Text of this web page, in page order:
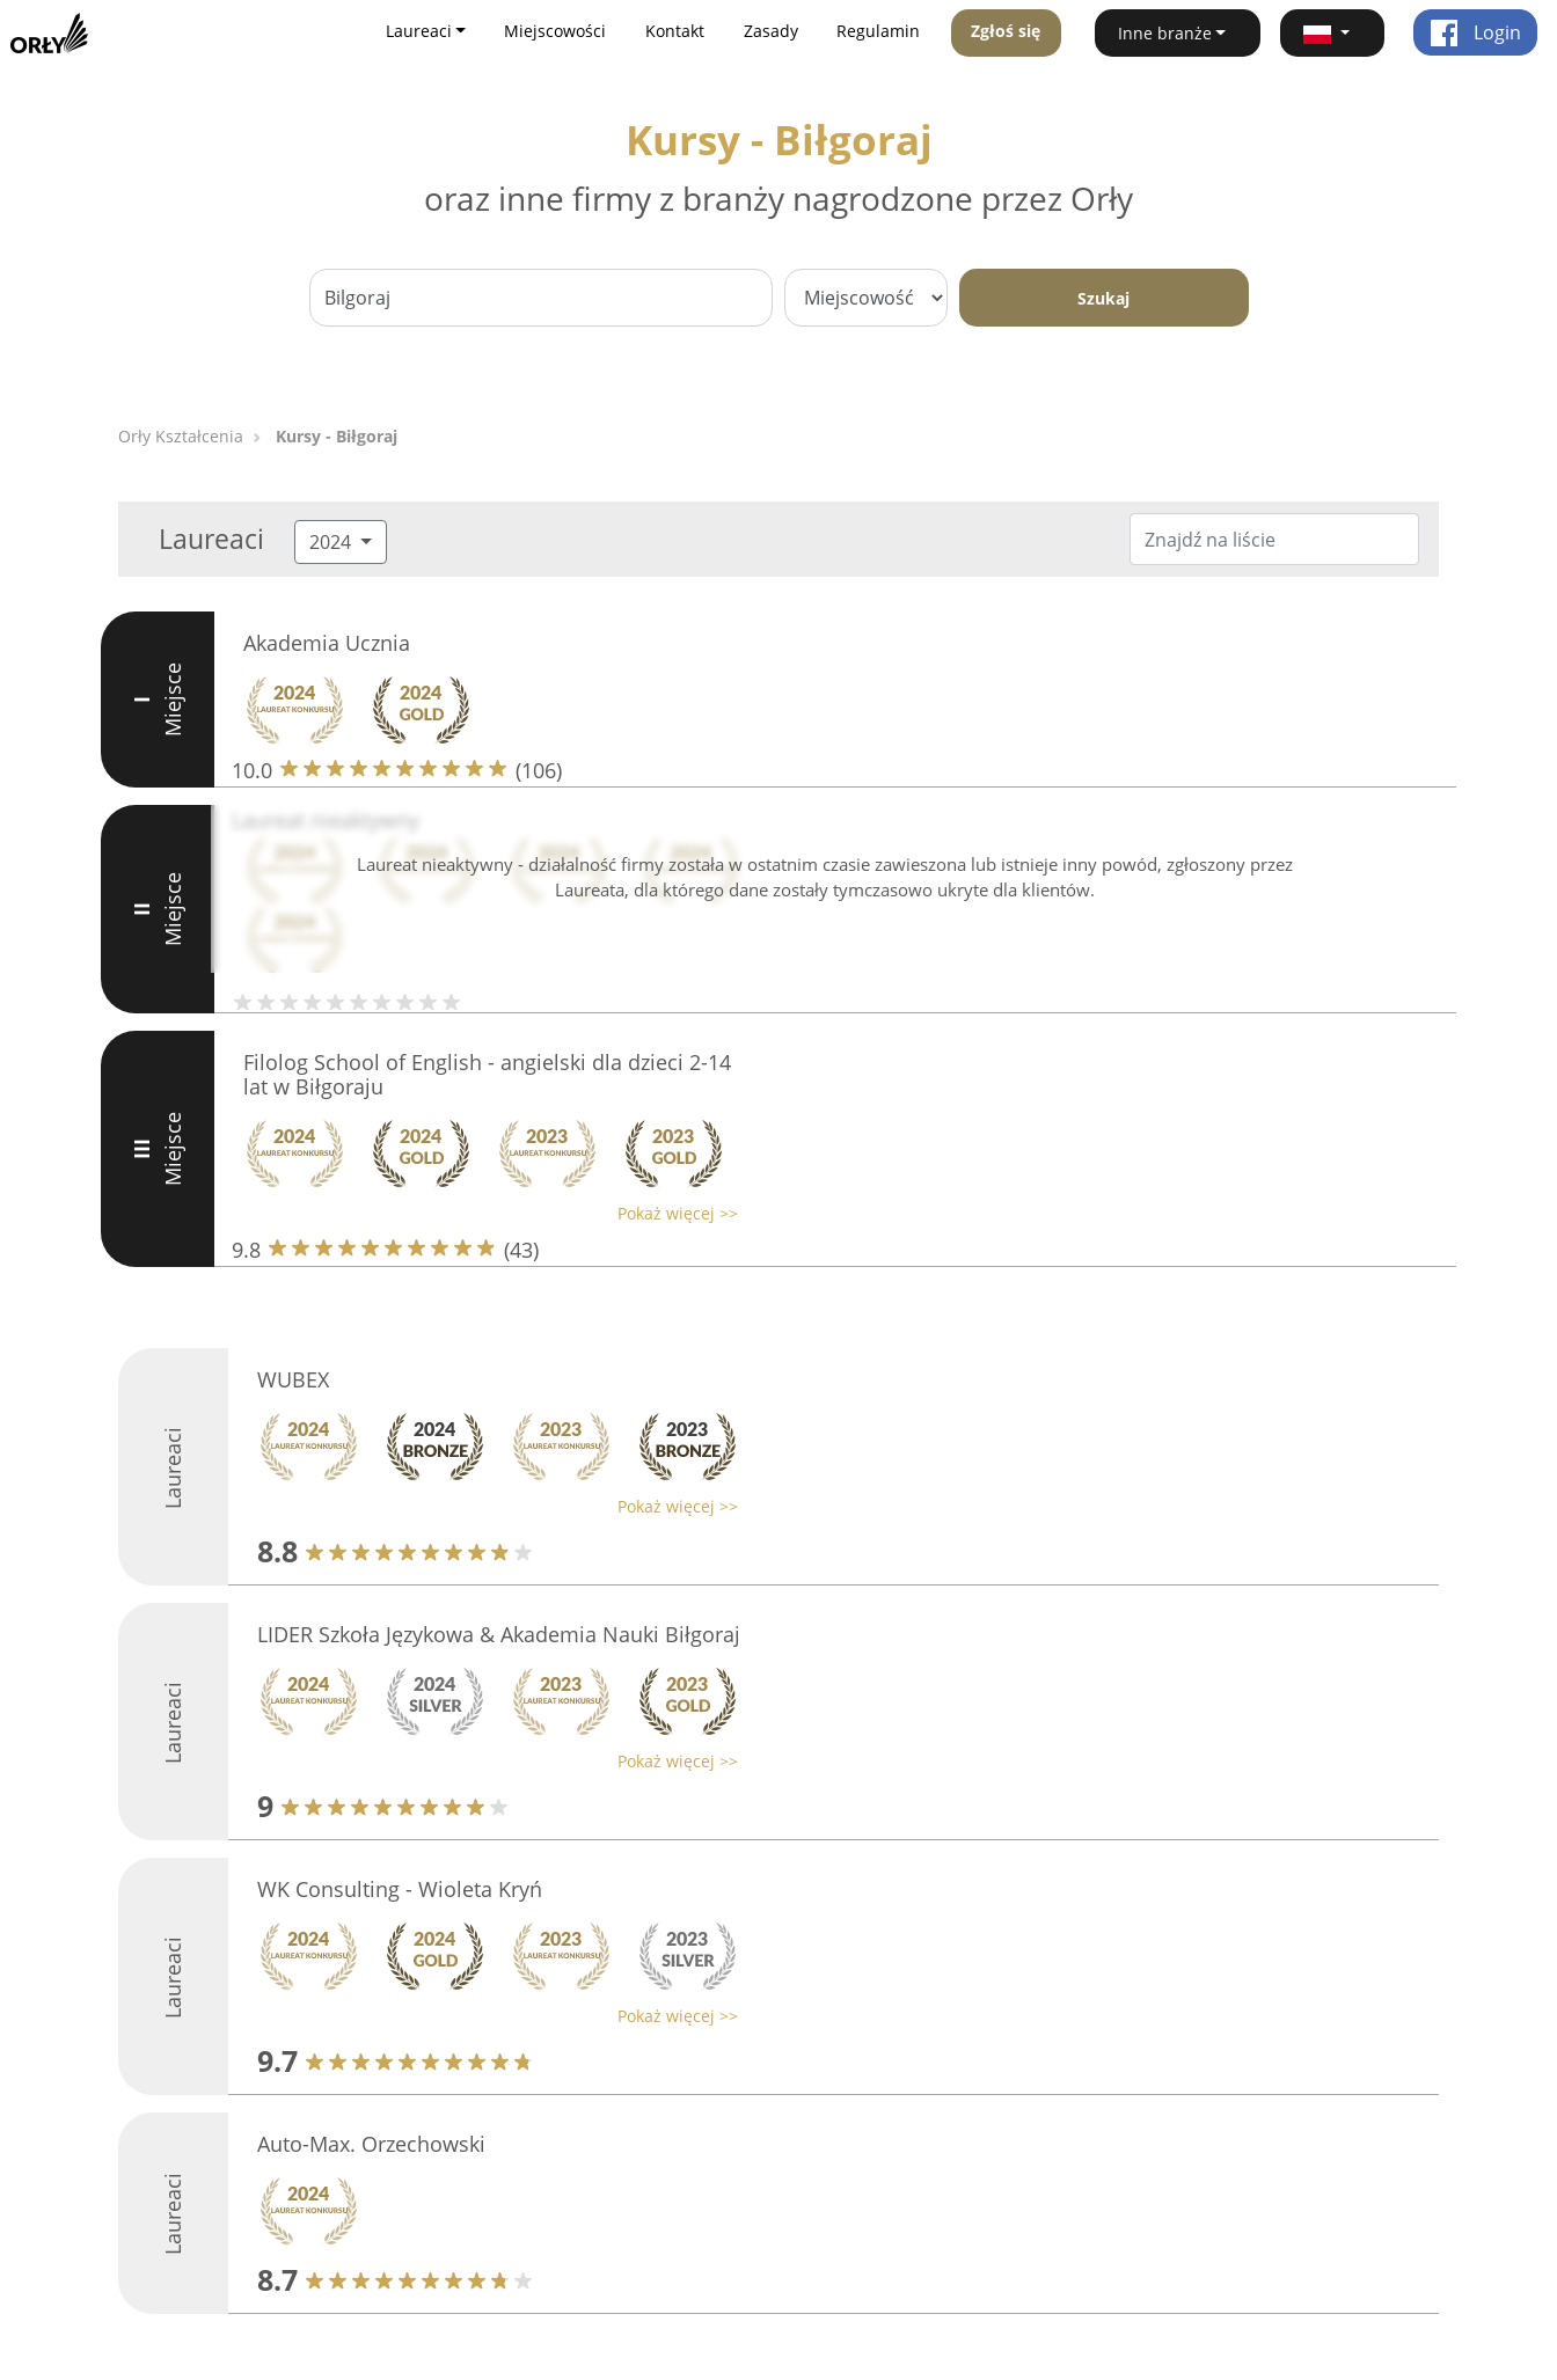
Laureaci Miejscowości Kontakt Zasady Regulamin Zgłoś się Inne branże Login
Kursy - Biłgoraj
oraz inne firmy z branży nagrodzone przez Orły
Szukaj
Orły Kształcenia Kursy - Biłgoraj
Laureaci 2024
I Miejsce
Akademia Ucznia
10.0 (106)
Laureat nieaktywny - działalność firmy została w ostatnim czasie zawieszona lub istnieje inny powód, zgłoszony przez
Laureata, dla którego dane zostały tymczasowo ukryte dla klientów.
II Miejsce
Laureat nieaktywny
III Miejsce
Filolog School of English - angielski dla dzieci 2-14
lat w Biłgoraju
Pokaż więcej >>
9.8 (43)
Laureaci
WUBEX
Pokaż więcej >>
8.8
Laureaci
LIDER Szkoła Językowa & Akademia Nauki Biłgoraj
Pokaż więcej >>
9
Laureaci
WK Consulting - Wioleta Kryń
Pokaż więcej >>
9.7
Laureaci
Auto-Max. Orzechowski
8.7